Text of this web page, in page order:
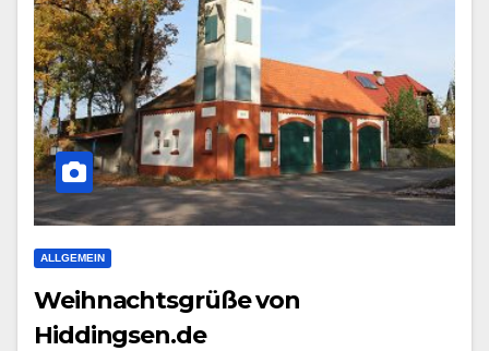
ALLGEMEIN
Weihnachtsgrüße von
Hiddingsen.de